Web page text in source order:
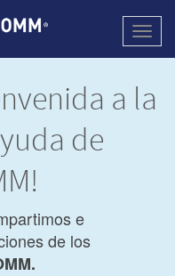
a la
de
e
de los